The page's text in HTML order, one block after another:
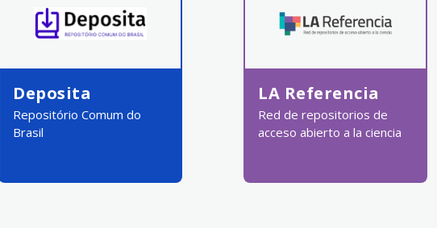
Deposita
Repositório Comum do
Brasil
LA Referencia
Red de repositorios de
acceso abierto a la ciencia